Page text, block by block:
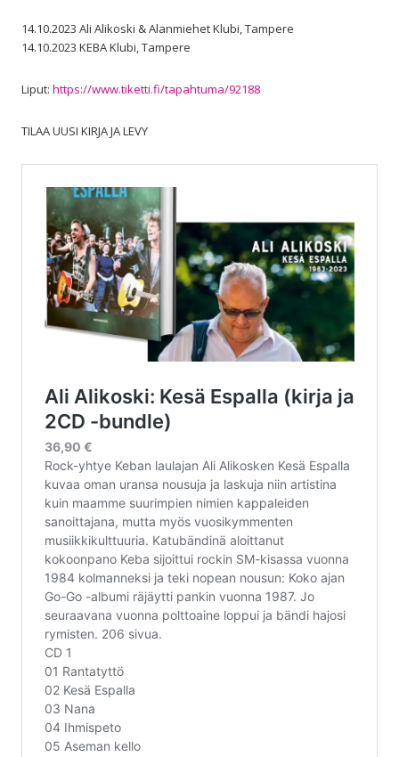
14.10.2023 Ali Alikoski & Alanmiehet Klubi, Tampere
14.10.2023 KEBA Klubi, Tampere
Liput: https://www.tiketti.fi/tapahtuma/92188
TILAA UUSI KIRJA JA LEVY